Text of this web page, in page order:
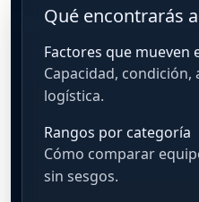
Qué encontrarás
Factores que mueven
Capacidad,
logística.
Rangos por categoría
Cómo comparar
sin sesgos.